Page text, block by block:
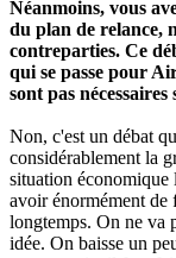
Néanmoins, vous
du plan de relance,
contreparties. Ce
qui se passe pour
sont pas nécessaires
Non, c'est un débat
considérablement la
situation économique
avoir énormément de
longtemps. On ne va
idée. On baisse un